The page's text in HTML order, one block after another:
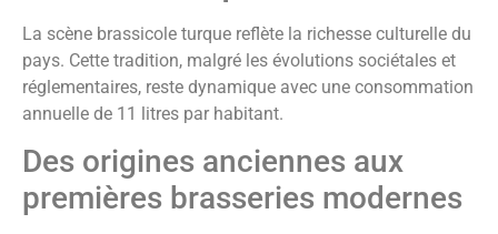
La scène brassicole turque reflète la richesse culturelle du
pays. Cette tradition, malgré les évolutions sociétales et
réglementaires, reste dynamique avec une consommation
annuelle de 11 litres par habitant.
Des origines anciennes aux
premières brasseries modernes